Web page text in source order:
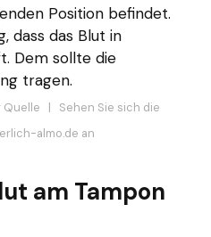
Position befindet.
dass das Blut in
Dem sollte die
tragen.
Quelle | Sehen Sie sich die
almo.de an
am Tampon